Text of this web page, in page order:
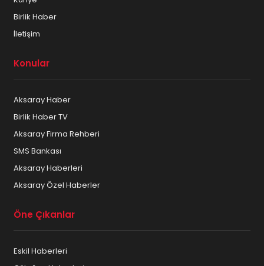
Birlik Haber
İletişim
Konular
Aksaray Haber
Birlik Haber TV
Aksaray Firma Rehberi
SMS Bankası
Aksaray Haberleri
Aksaray Özel Haberler
Öne Çıkanlar
Eskil Haberleri